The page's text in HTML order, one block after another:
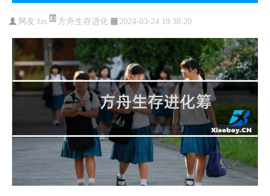
网友:fzs 方舟生存进化 2024-03-24 19:38:20